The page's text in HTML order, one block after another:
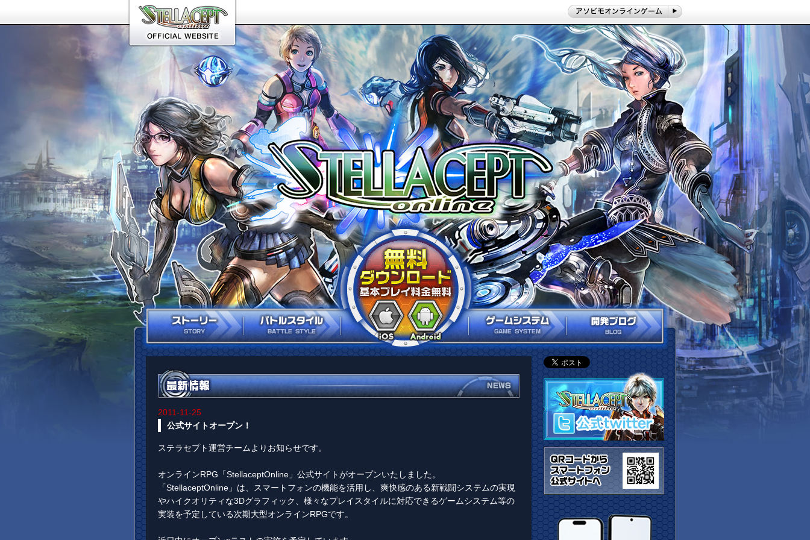
2011-11-25
公式サイトオープン！
ステラセプト運営チームよりお知らせです。
オンラインRPG「StellaceptOnline」公式サイトがオープンいたしました。
「StellaceptOnline」は、スマートフォンの機能を活用し、爽快感のある新戦闘システムの実現
やハイクオリティな3Dグラフィック、様々なプレイスタイルに対応できるゲームシステム等の
実装を予定している次期大型オンラインRPGです。